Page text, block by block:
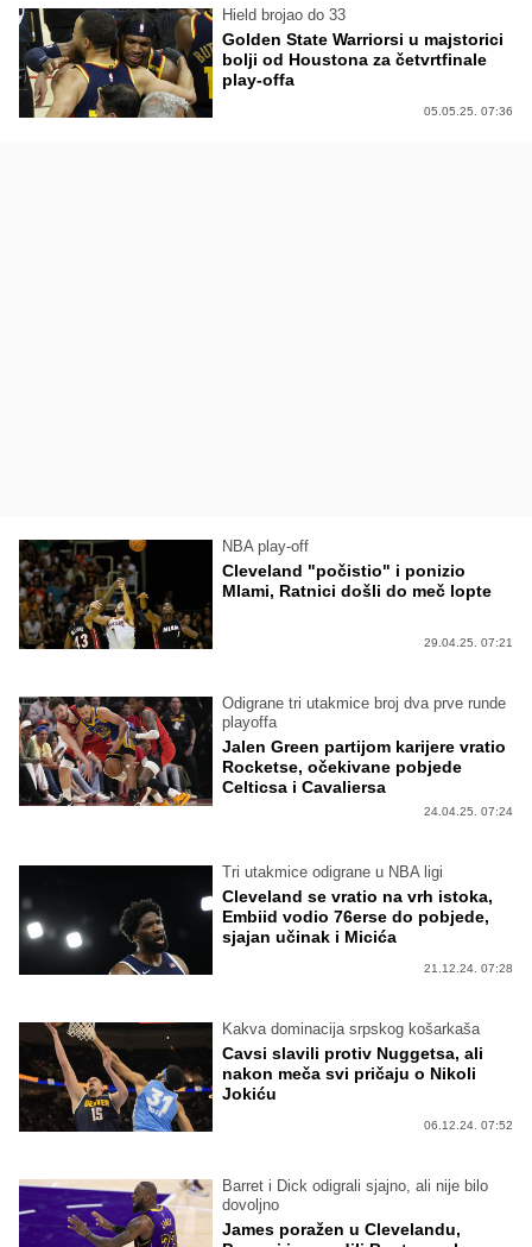
Hield brojao do 33
Golden State Warriorsi u majstorici
bolji od Houstona za četvrtfinale
play-offa
05.05.25. 07:36
NBA play-off
Cleveland "počistio" i ponizio
MIami, Ratnici došli do meč lopte
29.04.25. 07:21
Odigrane tri utakmice broj dva prve runde
playoffa
Jalen Green partijom karijere vratio
Rocketse, očekivane pobjede
Celticsa i Cavaliersa
24.04.25. 07:24
Tri utakmice odigrane u NBA ligi
Cleveland se vratio na vrh istoka,
Embiid vodio 76erse do pobjede,
sjajan učinak i Micića
21.12.24. 07:28
Kakva dominacija srpskog košarkaša
Cavsi slavili protiv Nuggetsa, ali
nakon meča svi pričaju o Nikoli
Jokiću
06.12.24. 07:52
Barret i Dick odigrali sjajno, ali nije bilo
dovoljno
James poražen u Clevelandu,